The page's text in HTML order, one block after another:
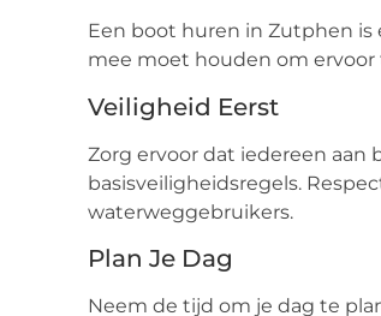
Een boot huren in Zutphen is
mee moet houden om ervoor
Veiligheid Eerst
Zorg ervoor dat iedereen
basisveiligheidsregels.
waterweggebruikers.
Plan Je Dag
Neem de tijd om je dag te